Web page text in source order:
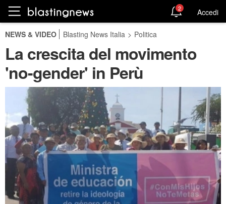
2 Accedi
NEWS & VIDEO Blasting News Italia > Politica
La crescita del movimento
'no-gender' in Perù